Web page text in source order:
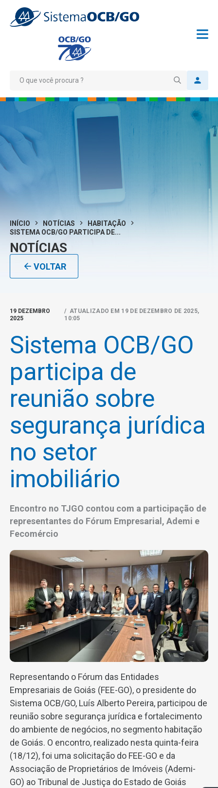
INÍCIO NOTÍCIAS
HABITAÇÃO
SISTEMA OCB/GO PARTICIPA DE...
NOTÍCIAS
VOLTAR
19 DEZEMBRO
2025
/ ATUALIZADO EM 19 DE DEZEMBRO DE 2025,
10:05
Sistema OCB/GO
participa de
reunião sobre
segurança jurídica
no setor
imobiliário
Encontro no TJGO contou com a participação de
representantes do Fórum Empresarial, Ademi e
Fecomércio
Representando o Fórum das Entidades
Empresariais de Goiás (FEE-GO), o presidente do
Sistema OCB/GO, Luís Alberto Pereira, participou de
reunião sobre segurança jurídica e fortalecimento
do ambiente de negócios, no segmento habitação
de Goiás. O encontro, realizado nesta quinta-feira
(18/12), foi uma solicitação do FEE-GO e da
Associação de Proprietários de Imóveis (Ademi-
GO) ao Tribunal de Justiça do Estado de Goiás